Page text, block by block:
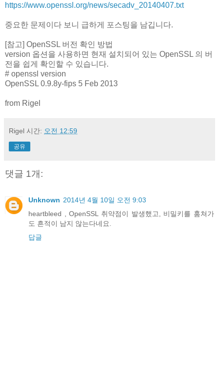
https://www.openssl.org/news/secadv_20140407.txt
중요한 문제이다 보니 급하게 포스팅을 남깁니다.
[참고] OpenSSL 버전 확인 방법
version 옵션을 사용하면 현재 설치되어 있는 OpenSSL 의 버
전을 쉽게 확인할 수 있습니다.
# openssl version
OpenSSL 0.9.8y-fips 5 Feb 2013
from Rigel
Rigel 시간: 오전 12:59
공유
댓글 1개:
Unknown 2014년 4월 10일 오전 9:03
heartbleed , OpenSSL 취약점이 발생했고, 비밀키를 훔쳐가
도 흔적이 남지 않는다네요.
답글